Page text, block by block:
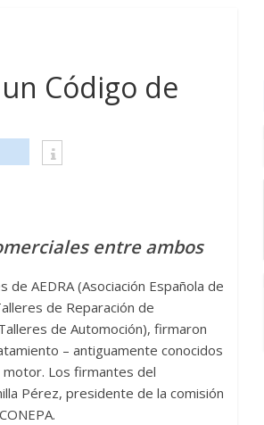
Código de
entre ambos
AEDRA (Asociación Española de
de Reparación de
de Automoción), firmaron
– antiguamente conocidos
Los firmantes del
Pérez, presidente de la comisión